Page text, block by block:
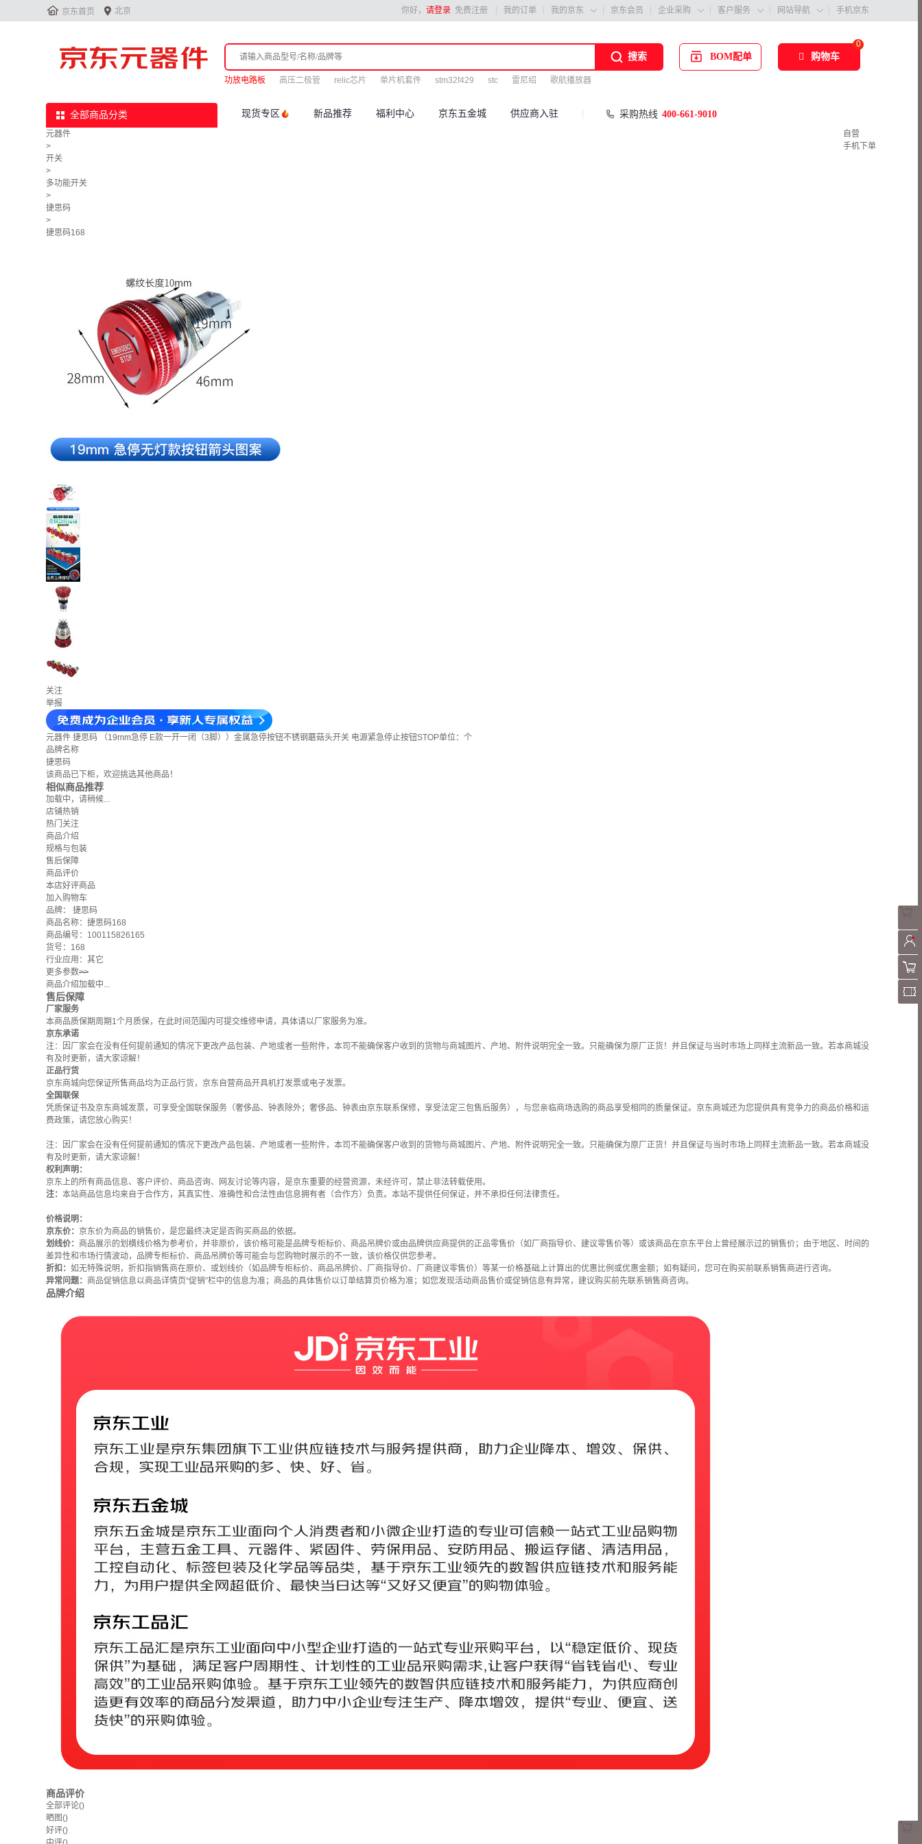
 京东首页  北京 你好， 请登录 免费注册 我的订单 我的京东  京东会员 企业采购  客户服务  网站导航  手机京东
搜索
功放电路板 高压二极管 relic芯片 单片机套件 stm32f429 stc 雷尼绍 歌航播放器
BOM配单
0
购物车
全部商品分类 现货专区 新品推荐 福利中心 京东五金城 供应商入驻 采购热线 400-661-9010
元器件
>
开关
>
多功能开关
>
捷思码
>
捷思码168
自营
手机下单
关注
举报
元器件 捷思码 （19mm急停 E款一开一闭（3脚））金属急停按钮不锈钢蘑菇头开关 电源紧急停止按钮STOP单位：个
品牌名称
捷思码
该商品已下柜，欢迎挑选其他商品！
相似商品推荐
加载中，请稍候...
店铺热销
热门关注
商品介绍
规格与包装
售后保障
商品评价
本店好评商品
加入购物车
品牌： 捷思码
商品名称：捷思码168
商品编号：100115826165
货号：168
行业应用：其它
更多参数>>
商品介绍加载中...
售后保障
厂家服务
本商品质保期周期1个月质保，在此时间范围内可提交维修申请，具体请以厂家服务为准。
京东承诺
注：因厂家会在没有任何提前通知的情况下更改产品包装、产地或者一些附件，本司不能确保客户收到的货物与商城图片、产地、附件说明完全一致。只能确保为原厂正货！并且保证与当时市场上同样主流新品一致。若本商城没
有及时更新，请大家谅解！
正品行货
京东商城向您保证所售商品均为正品行货，京东自营商品开具机打发票或电子发票。
全国联保
凭质保证书及京东商城发票，可享受全国联保服务（奢侈品、钟表除外；奢侈品、钟表由京东联系保修，享受法定三包售后服务），与您亲临商场选购的商品享受相同的质量保证。京东商城还为您提供具有竞争力的商品价格和运
费政策，请您放心购买！
注：因厂家会在没有任何提前通知的情况下更改产品包装、产地或者一些附件，本司不能确保客户收到的货物与商城图片、产地、附件说明完全一致。只能确保为原厂正货！并且保证与当时市场上同样主流新品一致。若本商城没
有及时更新，请大家谅解！
权利声明：
京东上的所有商品信息、客户评价、商品咨询、网友讨论等内容，是京东重要的经营资源，未经许可，禁止非法转载使用。
注： 本站商品信息均来自于合作方，其真实性、准确性和合法性由信息拥有者（合作方）负责。本站不提供任何保证，并不承担任何法律责任。
价格说明：
京东价： 京东价为商品的销售价，是您最终决定是否购买商品的依据。
划线价： 商品展示的划横线价格为参考价，并非原价，该价格可能是品牌专柜标价、商品吊牌价或由品牌供应商提供的正品零售价（如厂商指导价、建议零售价等）或该商品在京东平台上曾经展示过的销售价；由于地区、时间的
差异性和市场行情波动，品牌专柜标价、商品吊牌价等可能会与您购物时展示的不一致，该价格仅供您参考。
折扣： 如无特殊说明，折扣指销售商在原价、或划线价（如品牌专柜标价、商品吊牌价、厂商指导价、厂商建议零售价）等某一价格基础上计算出的优惠比例或优惠金额；如有疑问，您可在购买前联系销售商进行咨询。
异常问题： 商品促销信息以商品详情页“促销”栏中的信息为准；商品的具体售价以订单结算页价格为准；如您发现活动商品售价或促销信息有异常，建议购买前先联系销售商咨询。
品牌介绍
商品评价
全部评论()
晒图()
好评()